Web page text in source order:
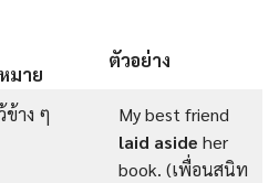
มาย
ตัวอย่าง
ข้าง ๆ
My best friend
laid aside her
book. (เพื่อนสนิท